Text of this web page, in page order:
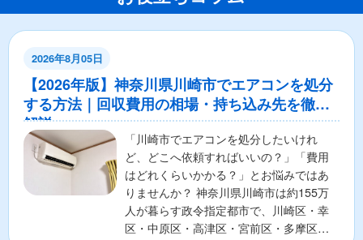
2026年8月05日
【2026年版】神奈川県川崎市でエアコンを処分
する方法｜回収費用の相場・持ち込み先を徹底
解説
「川崎市でエアコンを処分したいけれ
ど、どこへ依頼すればいいの？」「費用
はどれくらいかかる？」とお悩みではあ
りませんか？ 神奈川県川崎市は約155万
人が暮らす政令指定都市で、川崎区・幸
区・中原区・高津区・宮前区・多摩区・